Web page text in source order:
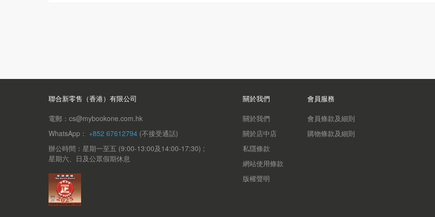
聯合新零售（香港）有限公司
電郵：cs@mybookone.com.hk
WhatsApp： +852 67612794 (不接受通話)
辦公時間：星期一至五 (9:00-13:00及14:00-17:30) ;
星期六、日及公眾假期休息
關於我們
關於我們
關於店中店
私隱條款
網站使用條款
版權聲明
會員服務
會員條款及細則
購物條款及細則